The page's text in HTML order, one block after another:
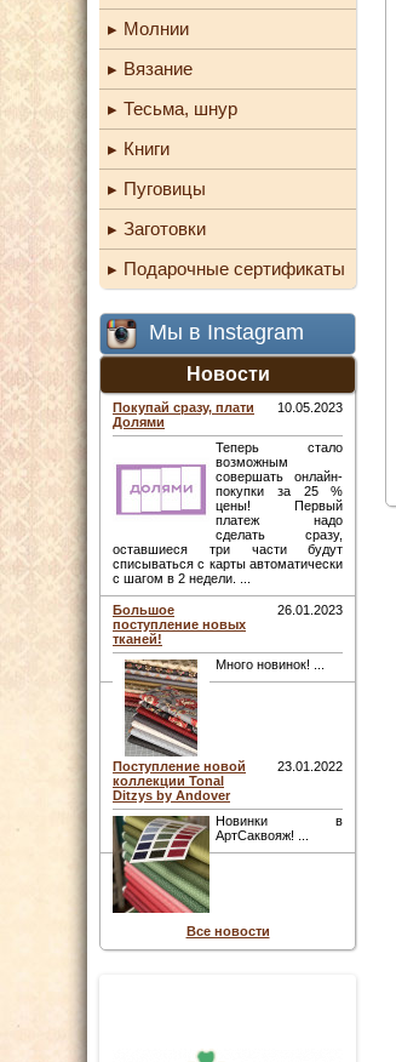
Молнии
Вязание
Тесьма, шнур
Книги
Пуговицы
Заготовки
Подарочные сертификаты
Мы в Instagram
Новости
Покупай сразу, плати
Долями
10.05.2023
Теперь стало
возможным
совершать онлайн-
покупки за 25 %
цены! Первый
платеж надо
сделать сразу,
оставшиеся три части будут
списываться с карты автоматически
с шагом в 2 недели. ...
Большое
поступление новых
тканей!
26.01.2023
Много новинок! ...
Поступление новой
коллекции Tonal
Ditzys by Andover
23.01.2022
Новинки в
АртСаквояж! ...
Все новости